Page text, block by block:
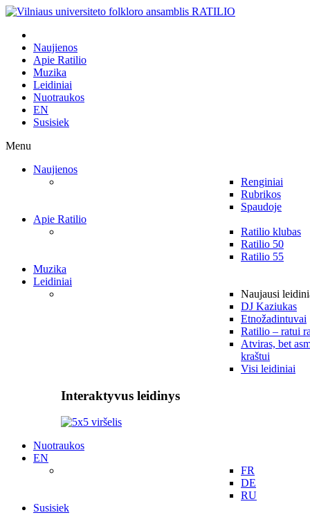
Naujienos
Apie Ratilio
Muzika
Leidiniai
Nuotraukos
EN
Susisiek
Menu
Naujienos
Renginiai
Rubrikos
Spaudoje
Apie Ratilio
Ratilio klubas
Ratilio 50
Ratilio 55
Muzika
Leidiniai
Naujausi
DJ Kaziukas
Etnožadintuvai
Ratilio – ratui
Atviras, bet
kraštui
Visi leidiniai
Interaktyvus leidinys
Nuotraukos
EN
FR
DE
RU
Susisiek